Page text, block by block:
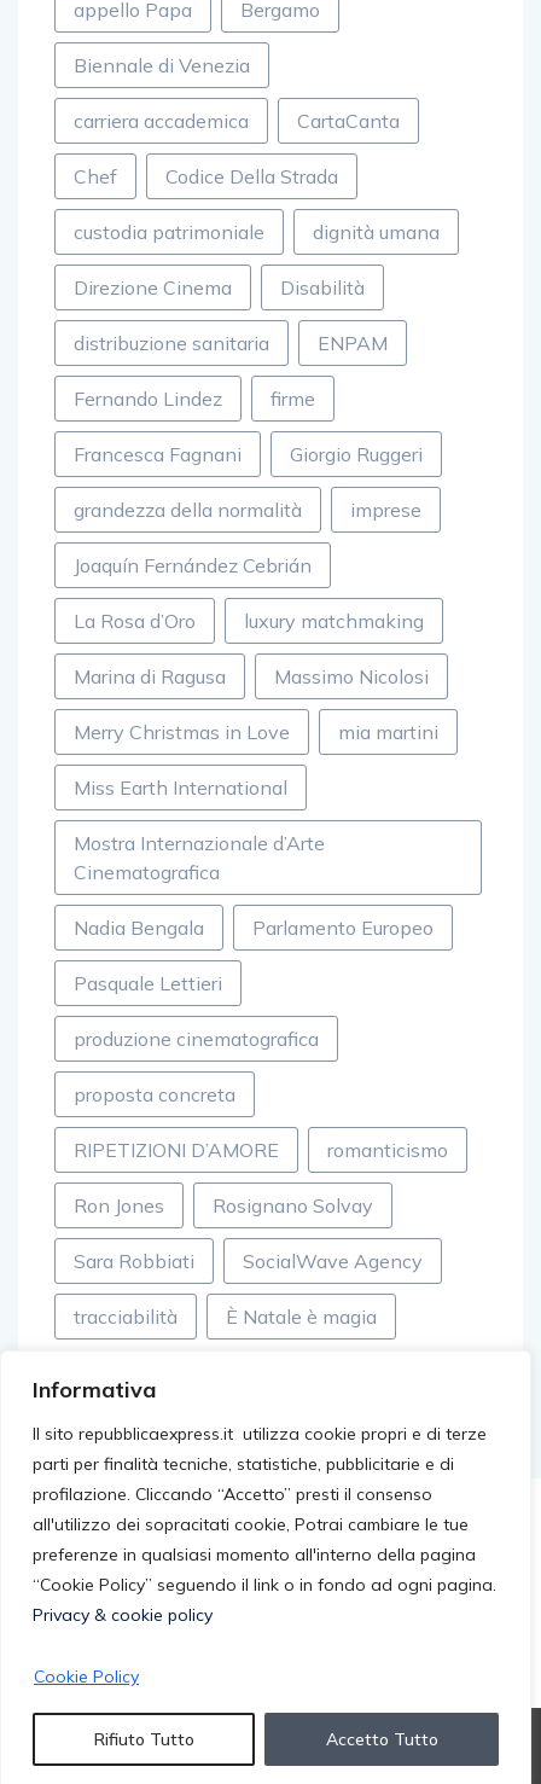
Informativa
Il sito repubblicaexpress.it utilizza cookie propri e di terze
parti per finalità tecniche, statistiche, pubblicitarie e di
profilazione. Cliccando “Accetto” presti il consenso
all'utilizzo dei sopracitati cookie, Potrai cambiare le tue
preferenze in qualsiasi momento all'interno della pagina
“Cookie Policy” seguendo il link o in fondo ad ogni pagina.
Privacy & cookie policy
Cookie Policy
Rifiuto Tutto Accetto Tutto
appello Papa Bergamo
Biennale di Venezia
carriera accademica CartaCanta
Chef Codice Della Strada
custodia patrimoniale dignità umana
Direzione Cinema Disabilità
distribuzione sanitaria ENPAM
Fernando Lindez firme
Francesca Fagnani Giorgio Ruggeri
grandezza della normalità imprese
Joaquín Fernández Cebrián
La Rosa d’Oro luxury matchmaking
Marina di Ragusa Massimo Nicolosi
Merry Christmas in Love mia martini
Miss Earth International
Mostra Internazionale d’Arte
Cinematografica
Nadia Bengala Parlamento Europeo
Pasquale Lettieri
produzione cinematografica
proposta concreta
RIPETIZIONI D’AMORE romanticismo
Ron Jones Rosignano Solvay
Sara Robbiati SocialWave Agency
tracciabilità È Natale è magia
© 2026 repubblicaexpress.it. All rights reserved.
Privacy Cookie Policy